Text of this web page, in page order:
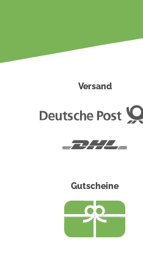
Versand
Gutscheine